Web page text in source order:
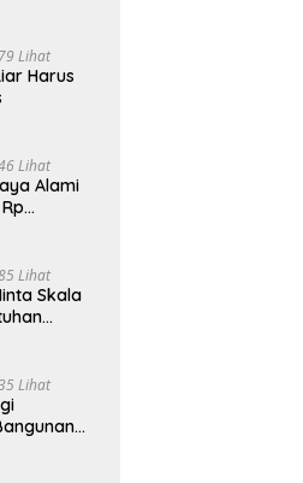
Lihat
Harus
Lihat
Alami
Lihat
Skala
Lihat